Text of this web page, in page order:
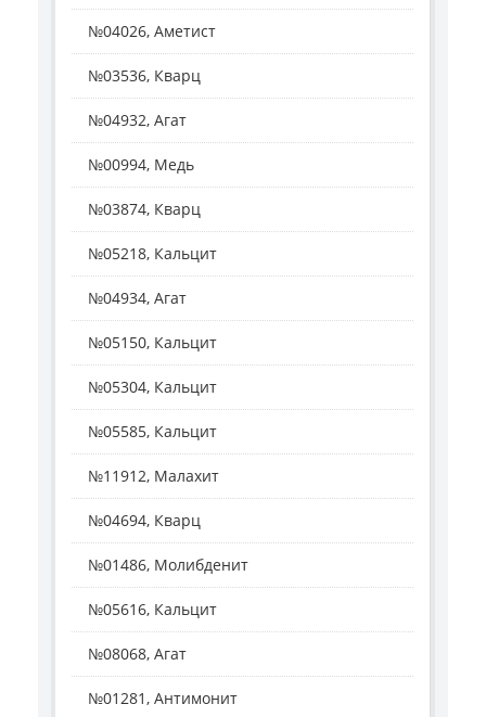
№04026, Аметист
№03536, Кварц
№04932, Агат
№00994, Медь
№03874, Кварц
№05218, Кальцит
№04934, Агат
№05150, Кальцит
№05304, Кальцит
№05585, Кальцит
№11912, Малахит
№04694, Кварц
№01486, Молибденит
№05616, Кальцит
№08068, Агат
№01281, Антимонит